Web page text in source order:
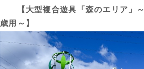
【大型複合遊具「森のエリア」
歳用～】